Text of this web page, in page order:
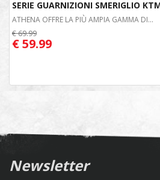
SERIE GUARNIZIONI SMERIGLIO
ATHENA OFFRE LA PIÙ AMPIA GAMMA DI...
€ 69.99
€ 59.99
Newsletter